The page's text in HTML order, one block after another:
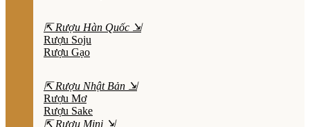
⇱ Rượu Hàn Quốc ⇲
Rượu Soju
Rượu Gạo
⇱ Rượu Nhật Bản ⇲
Rượu Mơ
Rượu Sake
⇱ Rượu Mini ⇲